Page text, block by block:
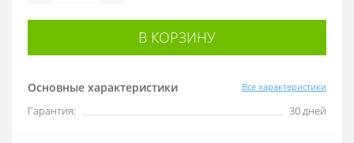
Основные характеристики Все характеристики
Гарантия: 30 дней
В КОРЗИНУ